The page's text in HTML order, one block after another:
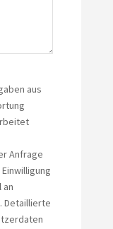
aus
Anfrage
an
Detaillierte